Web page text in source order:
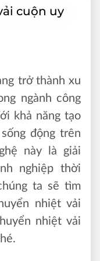
cuộn uy
trở thành xu
ngành công
khả năng tạo
động trên
này là giải
nghiệp thời
ta sẽ tìm
nhiệt vải
nhiệt vải